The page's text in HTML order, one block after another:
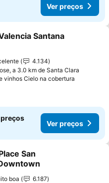
Ver preços
aos favoritos
Santana
4.134
a 3.0 km de Santa Clara
vinhos Cielo na cobertura
preços
Ver preços
aos favoritos
San
boa
6.187